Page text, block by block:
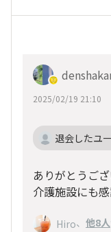
2025/02/19 21:10
退会したユ
ありがとうござ
介護施設にも感
Hiro、 他8人